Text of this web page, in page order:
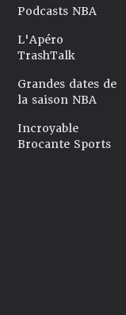
Podcasts NBA
L'Apéro
TrashTalk
Grandes dates de
la saison NBA
Incroyable
Brocante Sports